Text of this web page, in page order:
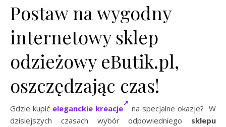
Postaw na wygodny
internetowy sklep
odzieżowy eButik.pl,
oszczędzając czas!
Gdzie kupić eleganckie kreacje
na specjalne okazje? W
dzisiejszych czasach wybór odpowiedniego sklepu